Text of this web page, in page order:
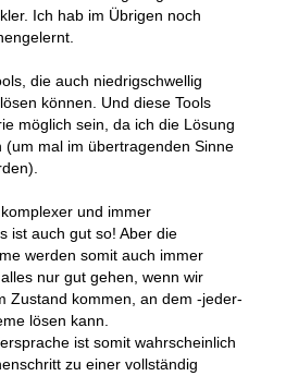
Ich hab im Übrigen noch
die auch niedrigschwellig
können. Und diese Tools
möglich sein, da ich die Lösung
(um mal im übertragenden Sinne
und immer
ist auch gut so! Aber die
werden somit auch immer
nur gut gehen, wenn wir
Zustand kommen, an dem -jeder-
lösen kann.
ist somit wahrscheinlich
zu einer vollständig